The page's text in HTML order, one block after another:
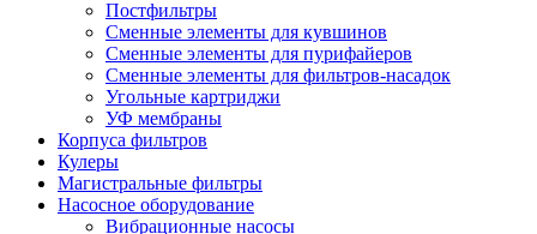
Постфильтры
Сменные элементы для кувшинов
Сменные элементы для пурифайеров
Сменные элементы для фильтров-насадок
Угольные картриджи
УФ мембраны
Корпуса фильтров
Кулеры
Магистральные фильтры
Насосное оборудование
Вибрационные насосы